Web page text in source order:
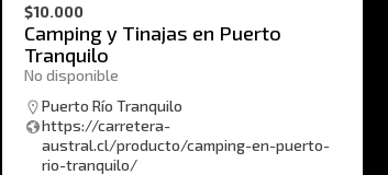
$10.000
Camping y Tinajas en Puerto
Tranquilo
No disponible
Puerto Río Tranquilo
https://carretera-
austral.cl/producto/camping-en-puerto-
rio-tranquilo/